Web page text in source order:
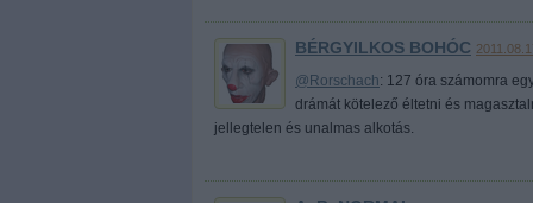
BÉRGYILKOS BOHÓC
@Rorschach: 127 óra számomra
drámát kötelező éltetni és
jellegtelen és unalmas alkotás.